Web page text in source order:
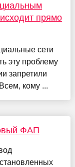
прямо
сети
эту проблему
запретили
кому ...
ФАП